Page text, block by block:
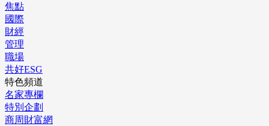
焦點
國際
財經
管理
職場
共好ESG
特色頻道
名家專欄
特別企劃
商周財富網